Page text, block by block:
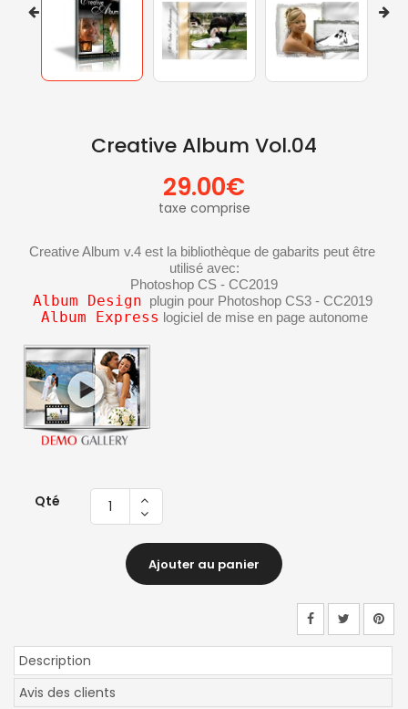
Creative Album Vol.04
29.00€
taxe comprise
Creative Album v.4 est la bibliothèque de gabarits peut être
utilisé avec:
Photoshop CS - CC2019
Album Design
  plugin pour Photoshop CS3 - CC2019
Album Express logiciel de mise en page autonome
Qté
Ajouter au panier
Description
Avis des clients